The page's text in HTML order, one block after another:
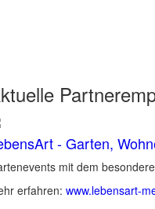
- Garten,
mit dem
erfahren: www.lebensart-